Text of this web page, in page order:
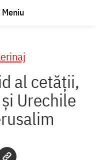
Meniu
al cetății,
Urechile